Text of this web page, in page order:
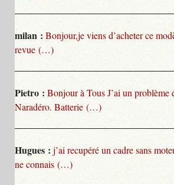
milan : Bonjour,je viens d’acheter ce
revue (…)
Pietro : Bonjour à Tous J’ai un problème
Naradéro. Batterie (…)
Hugues : j’ai recupéré un cadre sans
ne connais (…)